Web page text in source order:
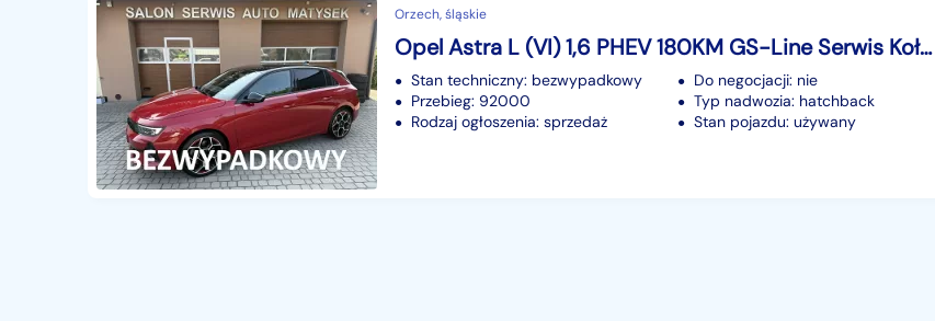
Orzech, śląskie
Opel Astra L (VI) 1,6 PHEV 180KM GS-Line Serwis Koła lato + zima
Stan techniczny: bezwypadkowy
Przebieg: 92000
Rodzaj ogłoszenia: sprzedaż
Do negocjacji: nie
Typ nadwozia: hatchback
Stan pojazdu: używany